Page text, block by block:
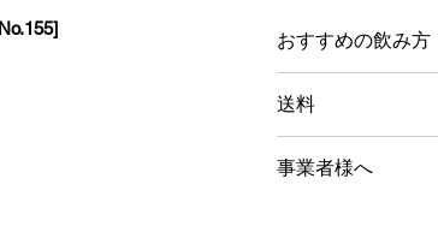
おすすめの飲み方
フィルター（急
コールドブリ
エスプレッソ
送料
事業者様へ